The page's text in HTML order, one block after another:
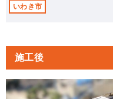
いわき市
施工後